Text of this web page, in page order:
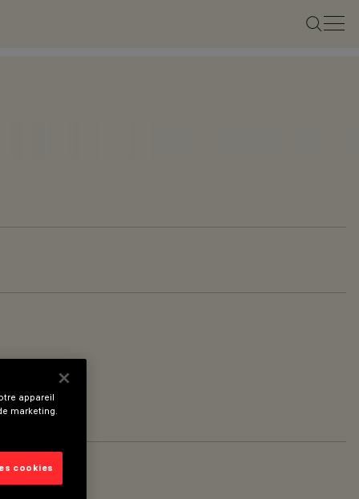
appareil
marketing.
cookies